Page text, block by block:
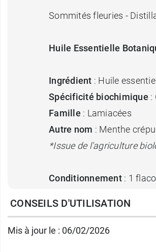
Sommités fleuries -
Huile Essentielle
Ingrédient : Huile
Spécificité biochimique :
Famille : Lamiacées
Autre nom : Menthe
*Issue de l'agriculture
Conditionnement : 1
CONSEILS D'UTILISATION
Mis à jour le : 06/02/2026